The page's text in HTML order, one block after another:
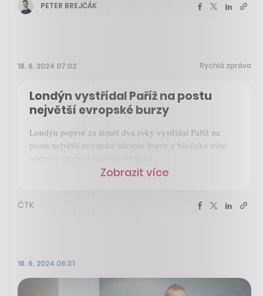
PETER BREJČÁK
18. 6. 2024 07:02 Rychlá zpráva
Londýn vystřídal Paříž na postu
největší evropské burzy
Londýn poprvé za téměř dva roky vystřídal Paříž na
postu největší evropské akciové burzy z hlediska tržní
Zobrazit více
ČTK
18. 6. 2024 06:31